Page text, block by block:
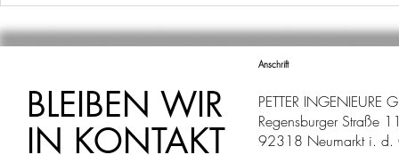
BLEIBEN WIR
IN KONTAKT
Anschrift
PETTER INGENIEURE
Regensburger Straße
92318 Neumarkt i. d.